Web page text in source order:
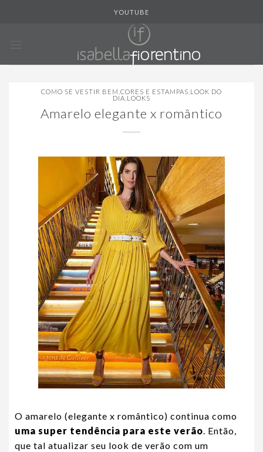
YOUTUBE
COMO SE VESTIR BEM CORES E ESTAMPAS LOOK DO
DIA LOOKS
Amarelo elegante x romântico
O amarelo (elegante x romântico) continua como
uma super tendência para este verão. Então,
que tal atualizar seu look de verão com um